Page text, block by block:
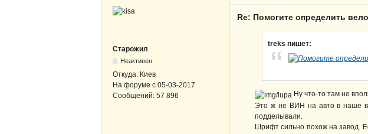
Старожил
Неактивен
Откуда: Киев
На форуме с 05-03-2017
Сообщений: 57 896
Re: Помогите определить
treks пишет:
Ну что-то там не
Это ж не ВИН на авто в наше
подделывали.
Шрифт сильно похож на завод.